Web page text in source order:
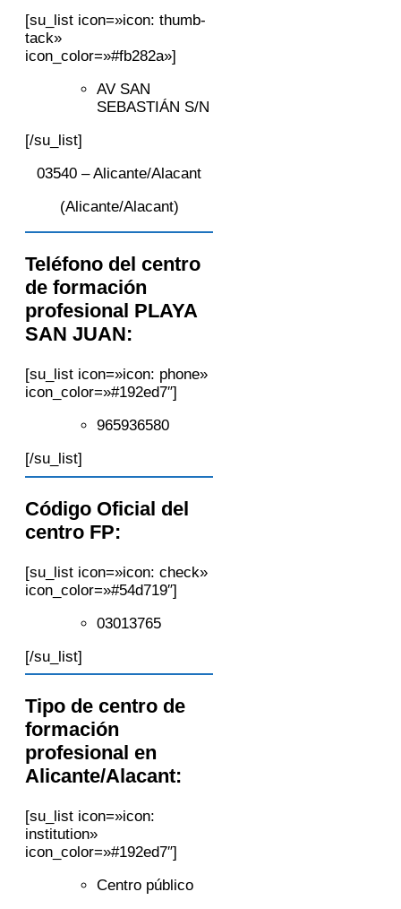
[su_list icon=»icon: thumb-
tack»
icon_color=»#fb282a»]
AV SAN
SEBASTIÁN S/N
[/su_list]
03540 – Alicante/Alacant
(Alicante/Alacant)
Teléfono del centro
de formación
profesional PLAYA
SAN JUAN:
[su_list icon=»icon: phone»
icon_color=»#192ed7″]
965936580
[/su_list]
Código Oficial del
centro FP:
[su_list icon=»icon: check»
icon_color=»#54d719″]
03013765
[/su_list]
Tipo de centro de
formación
profesional en
Alicante/Alacant:
[su_list icon=»icon:
institution»
icon_color=»#192ed7″]
Centro público